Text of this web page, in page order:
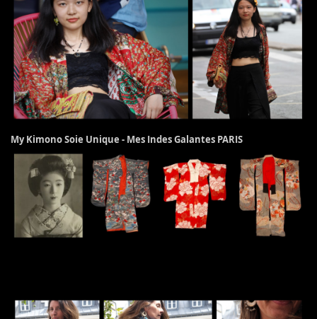
My Kimono Soie Unique - Mes Indes Galantes PARIS